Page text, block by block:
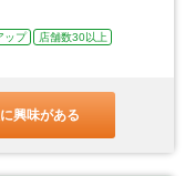
ップ
店舗数30以上
興味がある